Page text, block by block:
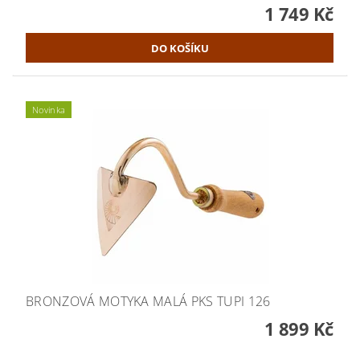
1 749 Kč
Novinka
BRONZOVÁ MOTYKA MALÁ PKS TUPI 126
1 899 Kč